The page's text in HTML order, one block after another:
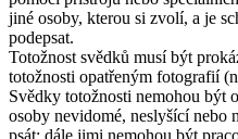
jiné osoby, kterou si zvolí, a je
podepsat.
Totožnost svědků musí být
totožnosti opatřeným fotografií
Svědky totožnosti nemohou být
osoby nevidomé, neslyšící nebo
psát; dále jimi nemohou být